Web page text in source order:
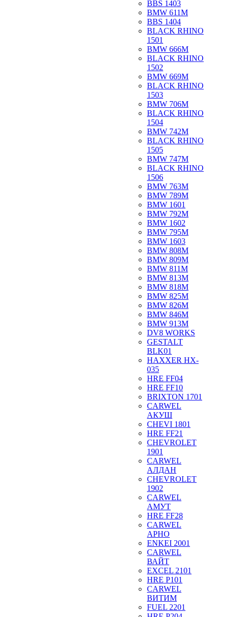
BBS 1403
BMW 611M
BBS 1404
BLACK RHINO
1501
BMW 666M
BLACK RHINO
1502
BMW 669M
BLACK RHINO
1503
BMW 706M
BLACK RHINO
1504
BMW 742M
BLACK RHINO
1505
BMW 747M
BLACK RHINO
1506
BMW 763M
BMW 789M
BMW 1601
BMW 792M
BMW 1602
BMW 795M
BMW 1603
BMW 808M
BMW 809M
BMW 811M
BMW 813M
BMW 818M
BMW 825M
BMW 826M
BMW 846M
BMW 913M
DV8 WORKS
GESTALT
BLK01
HAXXER HX-
035
HRE FF04
HRE FF10
BRIXTON 1701
CARWEL
АКУШ
CHEVI 1801
HRE FF21
CHEVROLET
1901
CARWEL
АЛДАН
CHEVROLET
1902
CARWEL
АМУТ
HRE FF28
CARWEL
АРНО
ENKEI 2001
CARWEL
ВАЙТ
EXCEL 2101
HRE P101
CARWEL
ВИТИМ
FUEL 2201